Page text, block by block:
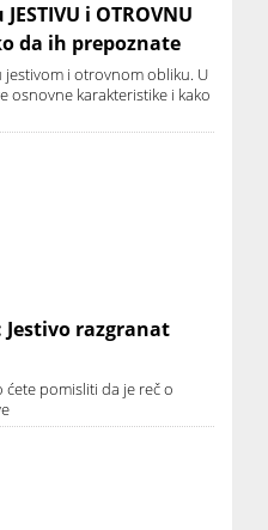
i OTROVNU
da ih prepoznate
jestivom i otrovnom obliku. U
osnovne karakteristike i kako
Jestivo razgranat
pomisliti da je reč o